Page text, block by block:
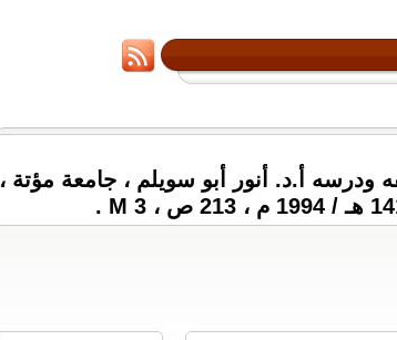
أ.د. أنور أبو سويلم ، جامعة مؤتة ،